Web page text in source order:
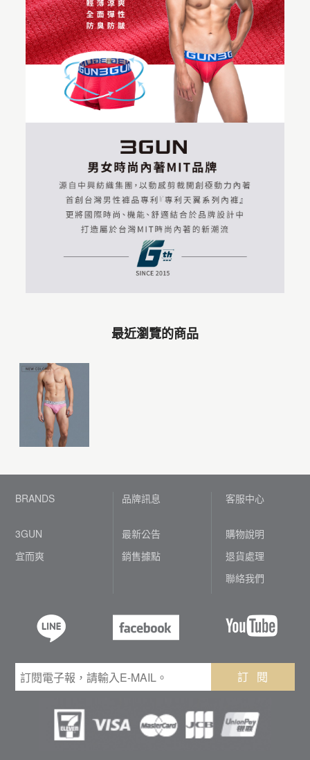
最近瀏覽的商品
BRANDS
3GUN
宜而爽
品牌訊息
最新公告
銷售據點
客服中心
購物說明
退貨處理
聯絡我們
訂 閱